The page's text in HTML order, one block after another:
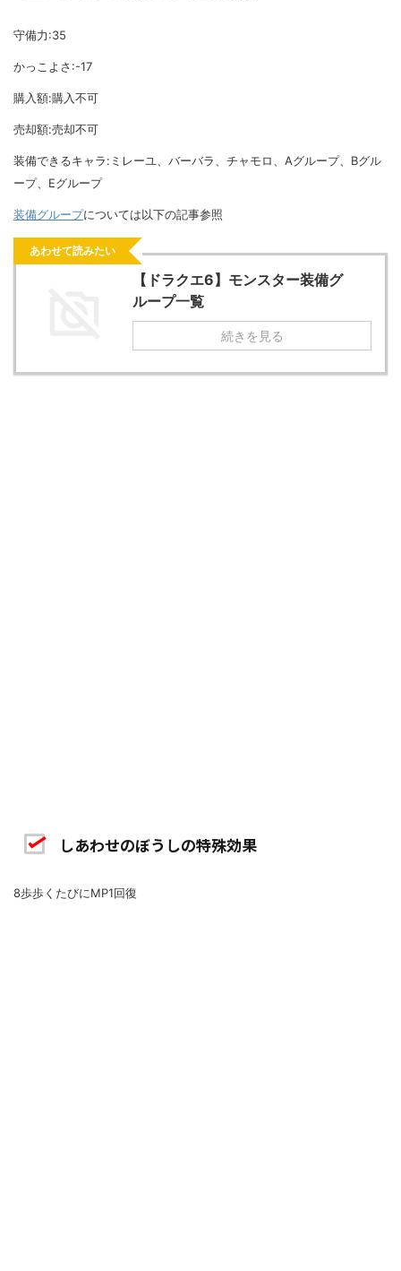
守備力:35
かっこよさ:-17
購入額:購入不可
売却額:売却不可
装備できるキャラ:ミレーユ、バーバラ、チャモロ、Aグループ、Bグル
ープ、Eグループ
装備グループについては以下の記事参照
あわせて読みたい
【ドラクエ6】モンスター装備グ
ループ一覧
続きを見る
しあわせのぼうしの特殊効果
8歩歩くたびにMP1回復